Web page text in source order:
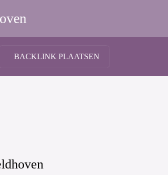
BACKLINK PLAATSEN